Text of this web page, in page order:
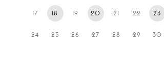
17 18 19 20 21 22 23
24 25 26 27 28 29 30